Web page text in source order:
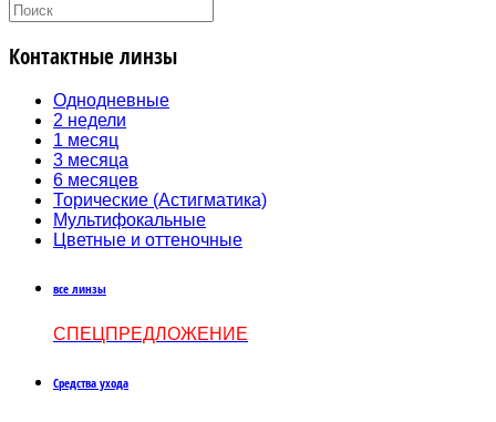
Контактные линзы
Однодневные
2 недели
1 месяц
3 месяца
6 месяцев
Торические (Астигматика)
Мультифокальные
Цветные и оттеночные
все линзы
СПЕЦПРЕДЛОЖЕНИЕ
Средства ухода